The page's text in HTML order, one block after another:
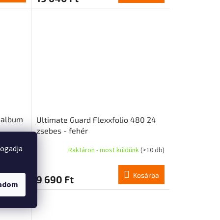
(6 db)
Ultimate Guard Flexxfolio 480 24
zsebes - fehér
Raktáron - most küldünk(>10 db)
9 690 Ft Kosárba